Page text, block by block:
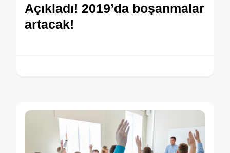
Açıkladı! 2019’da boşanmalar
artacak!